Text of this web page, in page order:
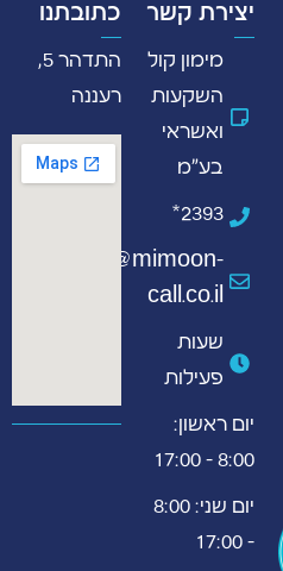
יצירת קשר
מימון קול
השקעות
ואשראי
בע"מ
2393*
info@mimoon-
call.co.il
שעות
פעילות
יום ראשון:
8:00 - 17:00
יום שני: 8:00
- 17:00
כתובתנו
התדהר 5,
רעננה